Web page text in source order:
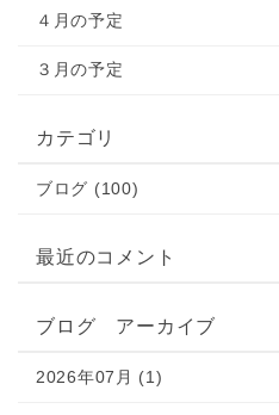
４月の予定
３月の予定
カテゴリ
ブログ (100)
最近のコメント
ブログ アーカイブ
2026年07月 (1)